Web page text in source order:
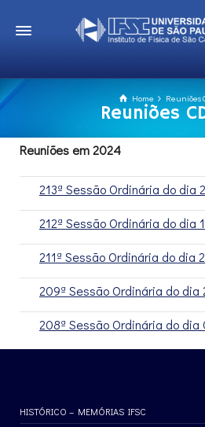
Home Reuniões
Reuniões
Reuniões em 2024
213ª Sessão Ordinária do dia
212ª Sessão Ordinária do dia
211ª Sessão Ordinária do dia
209ª Sessão Ordinária do
208ª Sessão Ordinária do
HISTÓRICO – MEMÓRIAS IFSC